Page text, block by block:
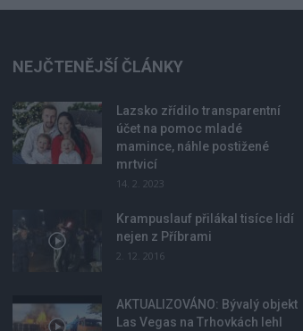
NEJČTENĚJŠÍ ČLÁNKY
Lazsko zřídilo transparentní
účet na pomoc mladé
mamince, náhle postižené
mrtvicí
14. 2. 2023
Krampuslauf přilákal tisíce lidí
nejen z Příbrami
2. 12. 2016
AKTUALIZOVÁNO: Bývalý objekt
Las Vegas na Trhovkách lehl